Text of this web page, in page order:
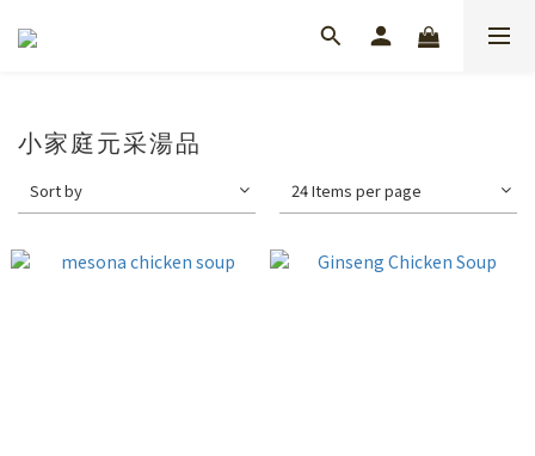
小家庭元采湯品
Sort by 24 Items per page